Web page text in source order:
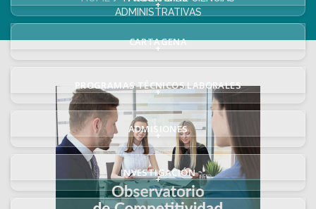
+
CARTAGENA
+
PROGRAMAS TÉCNICOS LABORALES
+
ADMISIONES
+
INVESTIGACIÓN
+
ADMINISTRATIVAS